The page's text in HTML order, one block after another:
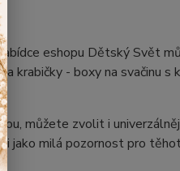
eshopu Dětský Svět
krabičky - boxy na svačinu s
můžete zvolit i
i jako milá pozornost pro